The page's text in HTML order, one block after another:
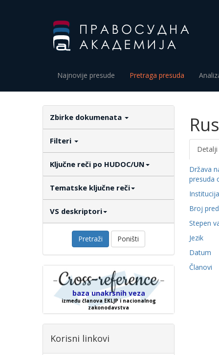
Najnovije presude Pretraga presuda
Zbirke dokumenata
Filteri
Ključne reči po HUDOC/UN
Tematske ključne reči
VS deskriptori
Pretraži Poništi
baza unakrsnih veza
između članova EKLJP i nacionalnog
zakonodavstva
Korisni linkovi
Detalji
Država
presuda
Institucija
Broj
Stepen
Jezik
Datum
Članovi